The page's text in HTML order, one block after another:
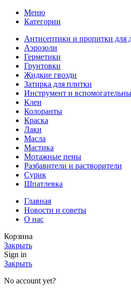
Меню
Категории
Антисептики и пропитки для
Аэрозоли
Герметики
Грунтовки
Жидкие гвозди
Затирка для плитки
Инструмент и
Клеи
Колоранты
Краска
Лаки
Масла
Мастика
Мотажные пены
Разбавители и растворители
Сурик
Шпатлевка
Главная
Новости и советы
О нас
Корзина
Закрыть
Sign in
Закрыть
No account yet?